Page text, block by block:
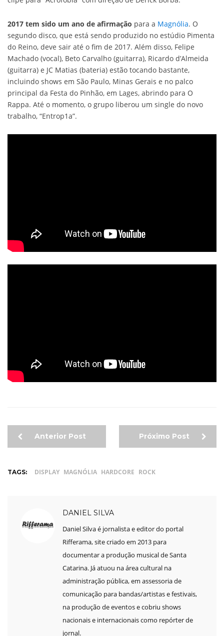
2017 tem sido um ano de afirmação para a Magnólia. O
segundo disco, que está sendo produzido no estúdio Pimenta
do Reino, deve sair até o fim de 2017. Além disso, Felipe
Machado (vocal), Beto Carvalho (guitarra), Ricardo d’Almeida
(guitarra) e JC Matias (bateria) estão tocando bastante,
incluindo shows em São Paulo, Minas Gerais e no palco
principal da Festa do Pinhão, em Lages, abrindo para O
Rappa. Até o momento, o grupo liberou um single do novo
trabalho, “Entrop1a”.
Anterior Post Próximo Post
TAGS: DISPLAY MAGNÓLIA HARDCORE ROCK
DANIEL SILVA
Daniel Silva é jornalista e editor do portal
Rifferama, site criado em 2013 para
documentar a produção musical de Santa
Catarina. Já atuou na área cultural na
administração pública, em assessoria de
comunicação para bandas/artistas e festivais,
na produção de eventos e cobriu shows
nacionais e internacionais como repórter de
jornal.